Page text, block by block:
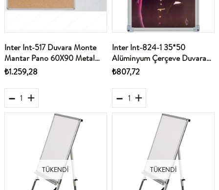
Inter Int-517 Duvara Monte
Mantar Pano 60X90 Metal
Çerçeveli
₺1.259,28
Inter Int-824-1 35*50
Alüminyum Çerçeve Duvara
Monte Atatürk Portresi
₺807,72
TÜKENDI TÜKENDI